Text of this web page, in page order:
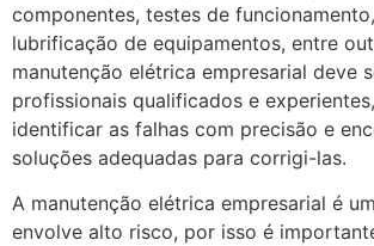
componentes, testes de
lubrificação de equipamentos, entre
manutenção elétrica empresarial deve
profissionais qualificados e
identificar as falhas com precisão e
soluções adequadas para corrigi-las.
A manutenção elétrica empresarial é
envolve alto risco, por isso é